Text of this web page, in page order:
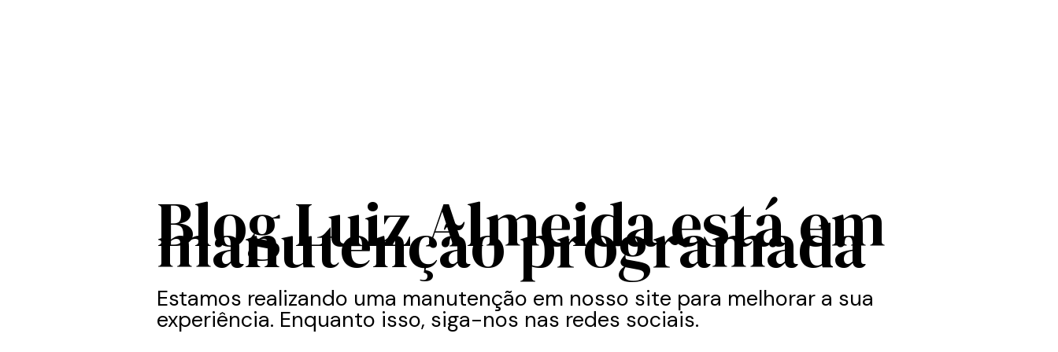
Blog Luiz Almeida está em
manutenção programada
Estamos realizando uma manutenção em nosso site para melhorar a sua
experiência. Enquanto isso, siga-nos nas redes sociais.